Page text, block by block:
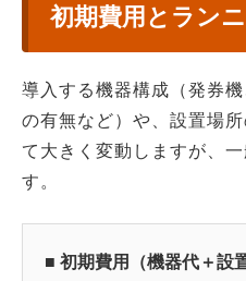
初期費用とラン
導入する機器構成（発券
の有無など）や、設置場
て大きく変動しますが、
す。
■ 初期費用（機器代＋設